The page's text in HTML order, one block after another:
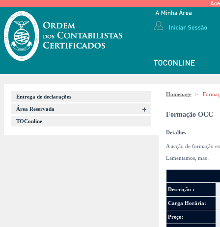
Entrega de declarações
Área Reservada
TOConline
Homepage >
Formação OCC
Detalhes
A acção de formação
Lamentamos, mas
Descrição :
Carga Horária:
Preço: